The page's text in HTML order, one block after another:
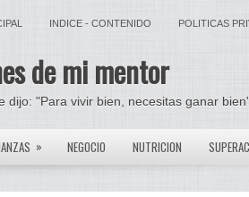
INDICE - CONTENIDO POLITICAS
de mi mentor
dijo: "Para vivir bien, necesitas ganar
» NEGOCIO NUTRICION